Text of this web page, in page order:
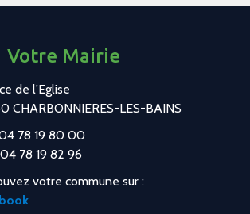
Votre Mairie
de l’Eglise
CHARBONNIERES-LES-BAINS
78 19 80 00
78 19 82 96
votre commune sur :